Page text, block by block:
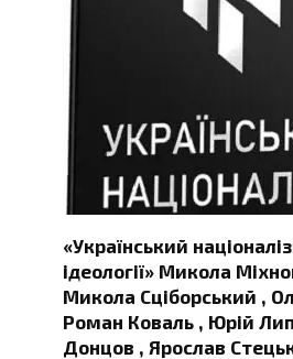
«Український
ідеології» Микола
Микола Сціборський ,
Роман Коваль , Юрій
Донцов , Ярослав